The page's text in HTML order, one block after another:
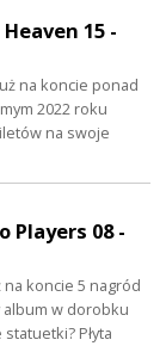
Heaven 15 -
na koncie ponad
2022 roku
na swoje
Players 08 -
koncie 5 nagród
album w dorobku
Płyta